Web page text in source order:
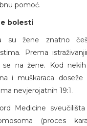
pomoć.
bolesti
su žene znatno
Prema
se na žene. Kod
i muškaraca
nevjerojatnih 19:1.
Medicine
(proces